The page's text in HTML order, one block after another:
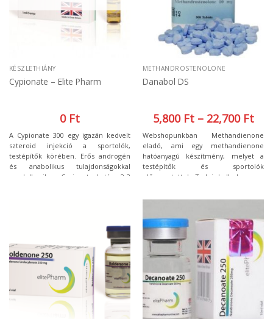
KÉSZLETHIÁNY
Cypionate – Elite Pharm
0 Ft
A Cypionate 300 egy igazán kedvelt
szteroid injekció a sportolók,
testépítők körében. Erős androgén
és anabolikus tulajdonságokkal
rendelkezik, a Cypionate hatása 2-3
jelent. Ha látványra is nagy
izomtömeget szeretne, javasolt más
tömegnövelő szerrel együtt
alkalmazni, a kívánt eredmény
METHANDROSTENOLONE
Danabol DS
5,800 Ft– 22,700 Ft
Webshopunkban Methandienone
eladó, ami egy methandienone
hatóanyagú készítmény, melyet a
testépítők és sportolók
előszeretettel. Tudni kell, hogy az
megelőzése végett szükséges anti-
ösztrogént szedni, különben túlzott
nőiesedést tudnak okozni, ami akár
visszafordíthatatlan is lehet.